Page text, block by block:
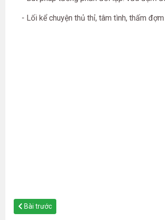
- Lối kể chuyện thủ thỉ, tâm tình, thấm
Bài trước